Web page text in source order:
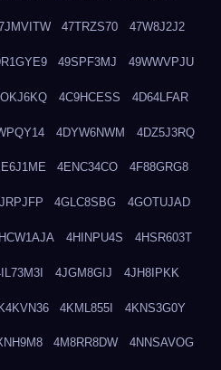
47TRZS70 47W8J2J2
49SPF3MJ 49WWVPJU
4C9HCESS 4D64LFAR
4DYW6NWM 4DZ5J3RQ
4ENC34CO 4F88GRG8
4GLC8SBG 4GOTUJAD
4HINPU4S 4HSR603T
4JGM8GIJ 4JH8IPKK
4KML855I 4KNS3G0Y
4M8RR8DW 4NNSAVOG